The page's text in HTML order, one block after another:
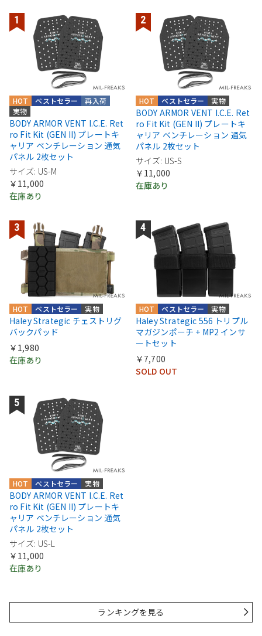
実物
再入荷
ベストセラー
HOT
BODY ARMOR VENT I.C.E. Ret
ro Fit Kit (GEN II) プレートキ
ャリア ベンチレーション 通気
パネル 2枚セット
サイズ: US-M
￥11,000
在庫あり
実物
ベストセラー
HOT
BODY ARMOR VENT I.C.E. Ret
ro Fit Kit (GEN II) プレートキ
ャリア ベンチレーション 通気
パネル 2枚セット
サイズ: US-S
￥11,000
在庫あり
実物
ベストセラー
HOT
Haley Strategic チェストリグ
バックパッド
￥1,980
在庫あり
実物
ベストセラー
HOT
Haley Strategic 556 トリプル
マガジンポーチ + MP2 インサ
ートセット
￥7,700
SOLD OUT
実物
ベストセラー
HOT
BODY ARMOR VENT I.C.E. Ret
ro Fit Kit (GEN II) プレートキ
ャリア ベンチレーション 通気
パネル 2枚セット
サイズ: US-L
￥11,000
在庫あり
ランキングを見る